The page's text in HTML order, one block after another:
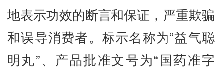
地表示功效的断言和保证，严重欺骗
和误导消费者。标示名称为“益气聪
明丸”、产品批准文号为“国药准字